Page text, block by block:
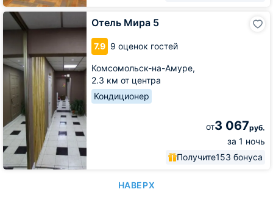
Отель Мира 5
7.9 9 оценок гостей
Комсомольск-на-Амуре,
2.3 км от центра
Кондиционер
от3 067руб.
за 1 ночь
Получите153 бонуса
Отель
Мира
НАВЕРХ